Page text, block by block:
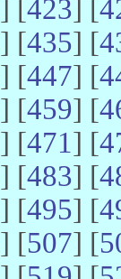
] [423] [
] [435] [
] [447] [
] [459] [
] [471] [
] [483] [
] [495] [
] [507] [